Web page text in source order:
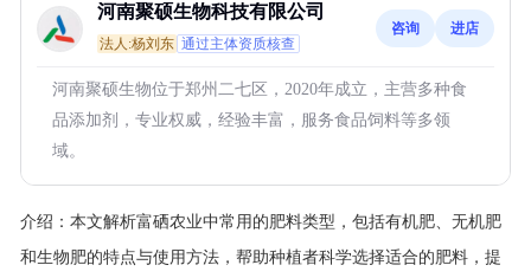
河南聚硕生物科技有限公司
法人:杨刘东 通过主体资质核查
咨询 进店
河南聚硕生物位于郑州二七区，2020年成立，主营多种食
品添加剂，专业权威，经验丰富，服务食品饲料等多领
域。
介绍： 本文解析富硒农业中常用的肥料类型，包括有机肥、无机肥
和生物肥的特点与使用方法，帮助种植者科学选择适合的肥料，提